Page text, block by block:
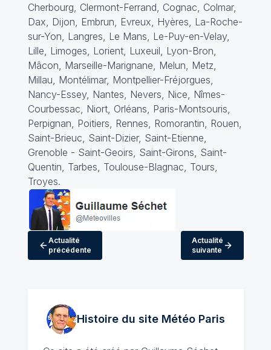
Cherbourg , Clermont-Ferrand, Cognac, Colmar,
Dax, Dijon, Embrun, Evreux Hyères , La-Roche-
sur-Yon, Langres, Le Mans, Le-Puy-en-Velay,
Lille , Limoges, Lorient, Luxeuil, Lyon-Bron,
Mâcon, Marseille-Marignane, Melun, Metz
Millau, Montélimar, Montpellier-Fréjorgues,
Nancy-Essey, Nantes, Nevers, Nice, Nîmes-
Courbessac, Niort, Orléans, Paris-Montsouris,
Perpignan, Poitiers, Rennes, Romorantin , Rouen,
Saint-Brieuc, Saint-Dizier, Saint-Etienne,
Grenoble - Saint-Geoirs, Saint-Girons, Saint-
Quentin, Tarbes, Toulouse-Blagnac, Tours,
Troyes.
Actualité
précédente
Actualité
suivante
Histoire du site MétéoParis